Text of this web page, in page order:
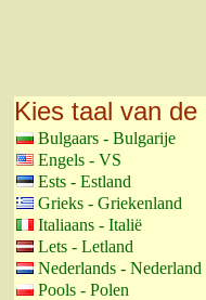
Kies taal van de
Bulgaars - Bulgarije
Engels - VS
Ests - Estland
Grieks - Griekenland
Italiaans - Italië
Lets - Letland
Nederlands - Nederland
Pools - Polen